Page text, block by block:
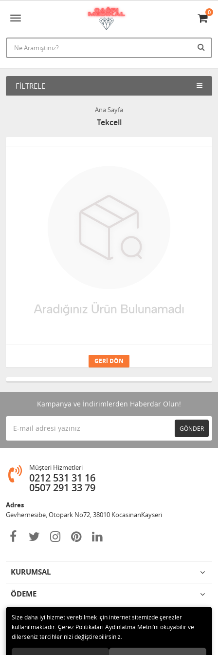
0
FILTRELE
Ana Sayfa
Tekcell
GERI DÖN
Kampanya ve İndirimlerden Haberdar Olun!
GÖNDER
Müşteri Hizmetleri
0212 531 31 16
0507 291 33 79
Adres
Gevhernesibe, Otopark No72, 38010 KocasinanKayseri
KURUMSAL
ÖDEME
İLETİŞİM
© 2020 Çağrı Medikal Tekerlekli Sandalye Mağazası Tüm hakları saklıdır.
Size daha iyi hizmet verebilmek için internet sitemizde çerezler
kullanılmaktadır. Çerez Politikaları Aydınlatma Metni’ni okuyabilir ve
dilerseniz tercihlerinizi değiştirebilirsiniz.